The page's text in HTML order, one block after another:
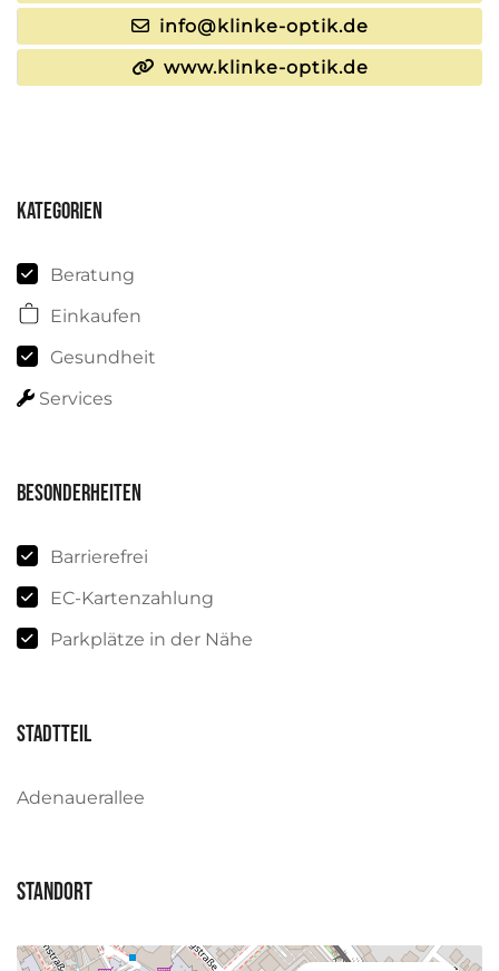
info@klinke-optik.de
www.klinke-optik.de
Kategorien
Beratung
Einkaufen
Gesundheit
Services
Besonderheiten
Barrierefrei
EC-Kartenzahlung
Parkplätze in der Nähe
Stadtteil
Adenauerallee
Standort